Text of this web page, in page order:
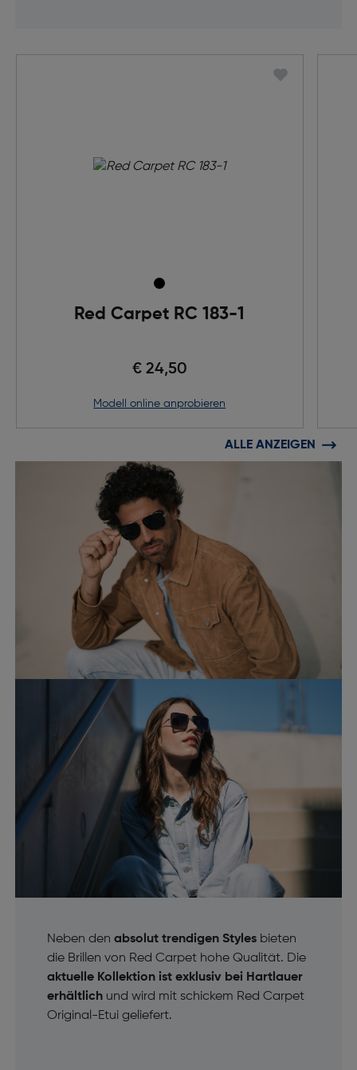
Red Carpet RC 183-1
€ 24,50
Modell online anprobieren
ALLE ANZEIGEN
Neben den absolut trendigen Stylesbieten
die Brillen von Red Carpet hohe Qualität. Die
aktuelle Kollektion ist exklusiv bei Hartlauer
erhältlichund wird mit schickem Red Carpet
Original-Etui geliefert.